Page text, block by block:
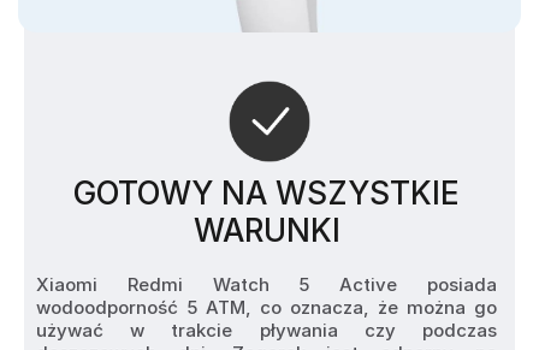
GOTOWY NA WSZYSTKIE
WARUNKI
Xiaomi Redmi Watch 5 Active posiada
wodoodporność 5 ATM, co oznacza, że można go
używać w trakcie pływania czy podczas